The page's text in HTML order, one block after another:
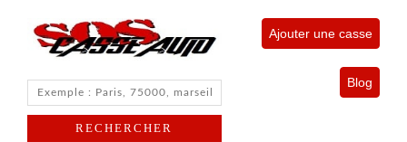
Ajouter une casse
Blog